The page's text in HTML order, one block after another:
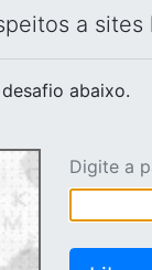
a
abaixo.
Digite a